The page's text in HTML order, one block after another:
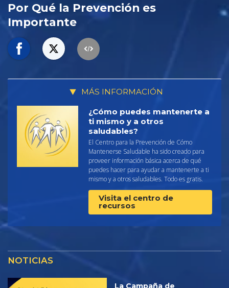
Por Qué la Prevención es
Importante
MÁS INFORMACIÓN
¿Cómo puedes mantenerte a
ti mismo y a otros
saludables?
El Centro para la Prevención de Cómo
Mantenerse Saludable ha sido creado para
proveer información básica acerca de qué
puedes hacer para ayudar a mantenerte a ti
mismo y a otros saludables. Todo es gratis.
Visita el centro de
recursos
NOTICIAS